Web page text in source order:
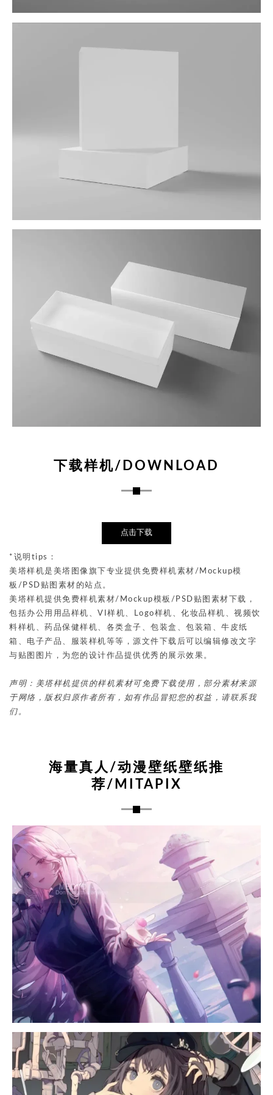
下载样机/DOWNLOAD
点击下载
*说明tips：
美塔样机是美塔图像旗下专业提供免费样机素材/Mockup模
板/PSD贴图素材的站点。
美塔样机提供免费样机素材/Mockup模板/PSD贴图素材下载，
包括办公用用品样机、VI样机、Logo样机、化妆品样机、视频饮
料样机、药品保健样机、各类盒子、包装盒、包装箱、牛皮纸
箱、电子产品、服装样机等等，源文件下载后可以编辑修改文字
与贴图图片，为您的设计作品提供优秀的展示效果。
声明：美塔样机提供的样机素材可免费下载使用，部分素材来源
于网络，版权归原作者所有，如有作品冒犯您的权益，请联系我
们。
海量真人/动漫壁纸壁纸推
荐/MITAPIX